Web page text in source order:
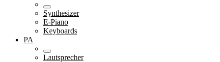
Synthesizer
E-Piano
Keyboards
PA
Lautsprecher